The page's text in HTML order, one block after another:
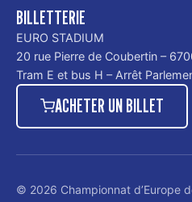
BILLETTERIE
EURO STADIUM
20 rue Pierre de Coubertin –
Tram E et bus H – Arrêt
ACHETER UN BILLET
© 2026 Championnat d’Europe